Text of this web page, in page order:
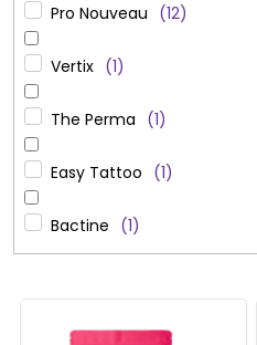
Pro Nouveau 12
Vertix 1
The Perma 1
Easy Tattoo 1
Bactine 1
V